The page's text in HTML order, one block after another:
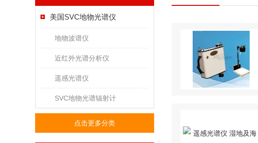
美国SVC地物光谱仪
地物波谱仪
近红外光谱分析仪
遥感光谱仪
SVC地物光谱辐射计
点击更多分类